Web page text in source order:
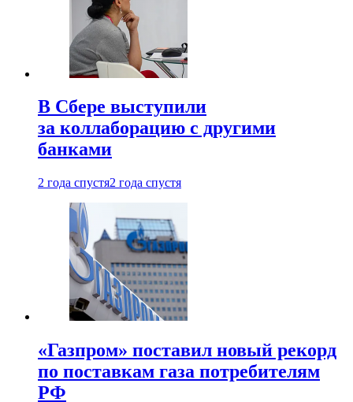
В Сбере выступили
за коллаборацию с другими
банками
2 года спустя2 года спустя
«Газпром» поставил новый рекорд
по поставкам газа потребителям
РФ